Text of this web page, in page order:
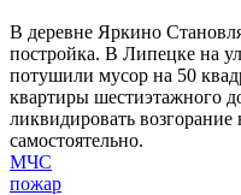
В деревне Яркино
постройка. В Липецке на
потушили мусор на 50
квартиры шестиэтажного
ликвидировать
самостоятельно.
МЧС
пожар